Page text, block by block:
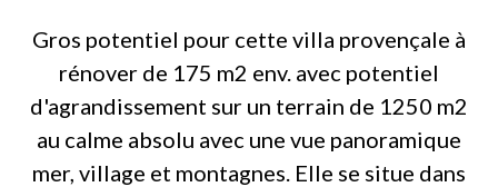
Gros potentiel pour cette villa provençale à
rénover de 175 m2 env. avec potentiel
d'agrandissement sur un terrain de 1250 m2
au calme absolu avec une vue panoramique
mer, village et montagnes. Elle se situe dans